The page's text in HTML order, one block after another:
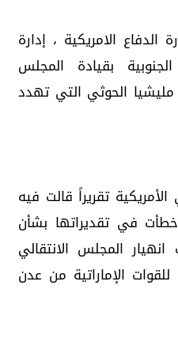
الامريكية ، إدارة
بقيادة المجلس
الحوثي التي تهدد
تقريراً قالت فيه
في تقديراتها بشأن
المجلس الانتقالي
الإماراتية من عدن